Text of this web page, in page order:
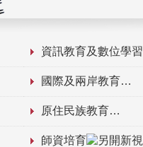
資訊教育及數位學習
國際及兩岸教育
原住民族教育
師資培育